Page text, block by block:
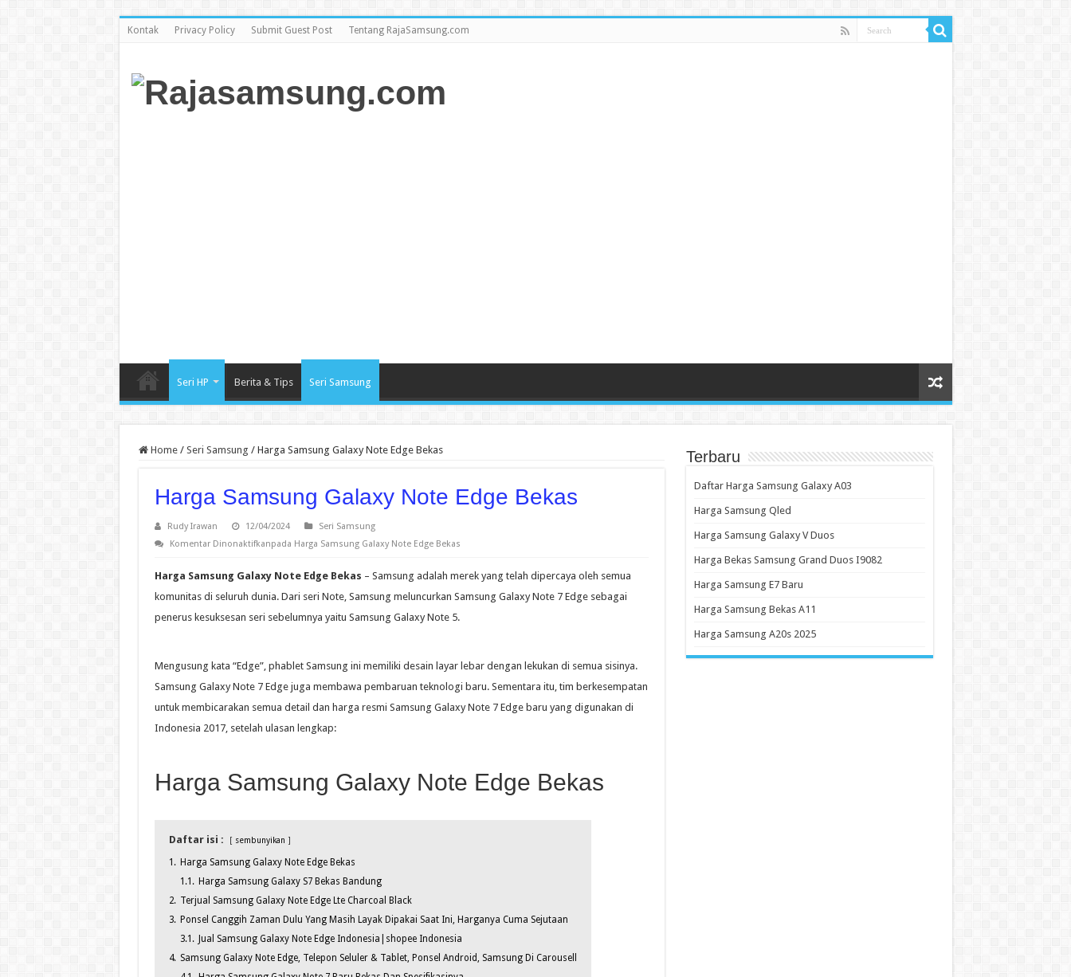
Kontak Privacy Policy Submit Guest Post Tentang RajaSamsung.com
Seri HP Berita & Tips Seri Samsung
Home / Seri Samsung / Harga Samsung Galaxy Note Edge Bekas
Harga Samsung Galaxy Note Edge Bekas
Rudy Irawan 12/04/2024
Seri Samsung
Komentar Dinonaktifkanpada Harga Samsung Galaxy Note Edge Bekas
Harga Samsung Galaxy Note Edge Bekas – Samsung adalah merek yang telah dipercaya oleh semua
komunitas di seluruh dunia. Dari seri Note, Samsung meluncurkan Samsung Galaxy Note 7 Edge sebagai
penerus kesuksesan seri sebelumnya yaitu Samsung Galaxy Note 5.
Mengusung kata “Edge”, phablet Samsung ini memiliki desain layar lebar dengan lekukan di semua sisinya.
Samsung Galaxy Note 7 Edge juga membawa pembaruan teknologi baru. Sementara itu, tim berkesempatan
untuk membicarakan semua detail dan harga resmi Samsung Galaxy Note 7 Edge baru yang digunakan di
Indonesia 2017, setelah ulasan lengkap:
Harga Samsung Galaxy Note Edge Bekas
Daftar isi : sembunyikan
1. Harga Samsung Galaxy Note Edge Bekas
1.1. Harga Samsung Galaxy S7 Bekas Bandung
2. Terjual Samsung Galaxy Note Edge Lte Charcoal Black
3. Ponsel Canggih Zaman Dulu Yang Masih Layak Dipakai Saat Ini, Harganya Cuma Sejutaan
3.1.
Jual Samsung Galaxy Note Edge Indonesia|shopee Indonesia
4. Samsung Galaxy Note Edge, Telepon Seluler & Tablet, Ponsel Android, Samsung Di Carousell
Terbaru
Daftar Harga Samsung Galaxy A03
Harga Samsung Qled
Harga Samsung Galaxy V Duos
Harga Bekas Samsung Grand Duos I9082
Harga Samsung E7 Baru
Harga Samsung Bekas A11
Harga Samsung A20s 2025